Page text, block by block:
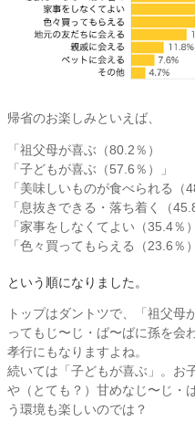
帰省のお楽しみといえば、
「祖父母が喜ぶ（80.2％）
「子どもが喜ぶ（57.6％）」
「美味しいものが食べられる（
「息抜きできる・落ち着く（
「家事をしなくてよい（35.4％）
「色々買ってもらえる（23.6％）
という順になりました。
トップはダントツで、「祖父母
ってもじ〜じ・ば〜ばに孫を会
孝行にもなりますよね。
続いては「子どもが喜ぶ」。お
や（とても？）甘めなじ〜じ
う環境も楽しいのでは？